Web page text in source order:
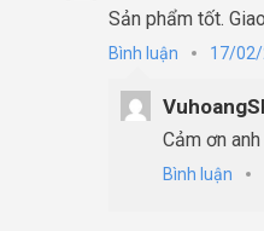
Sản phẩm tốt.
Bình luận 17/02/
Cảm ơn
Bình luận